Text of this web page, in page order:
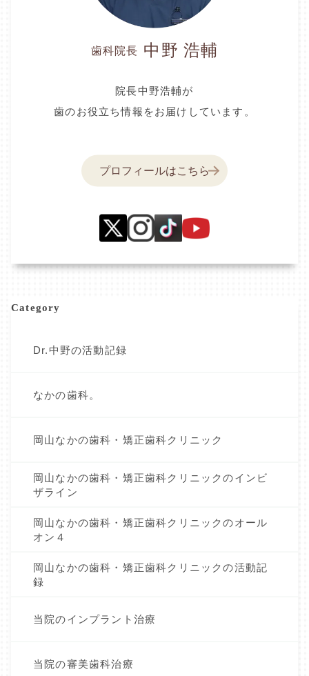
歯科院長 中野 浩輔
院長中野浩輔が
歯のお役立ち情報をお届けしています。
プロフィールはこちら
Category
Dr.中野の活動記録
なかの歯科。
岡山なかの歯科・矯正歯科クリニック
岡山なかの歯科・矯正歯科クリニックのインビ
ザライン
岡山なかの歯科・矯正歯科クリニックのオール
オン４
岡山なかの歯科・矯正歯科クリニックの活動記
録
当院のインプラント治療
当院の審美歯科治療